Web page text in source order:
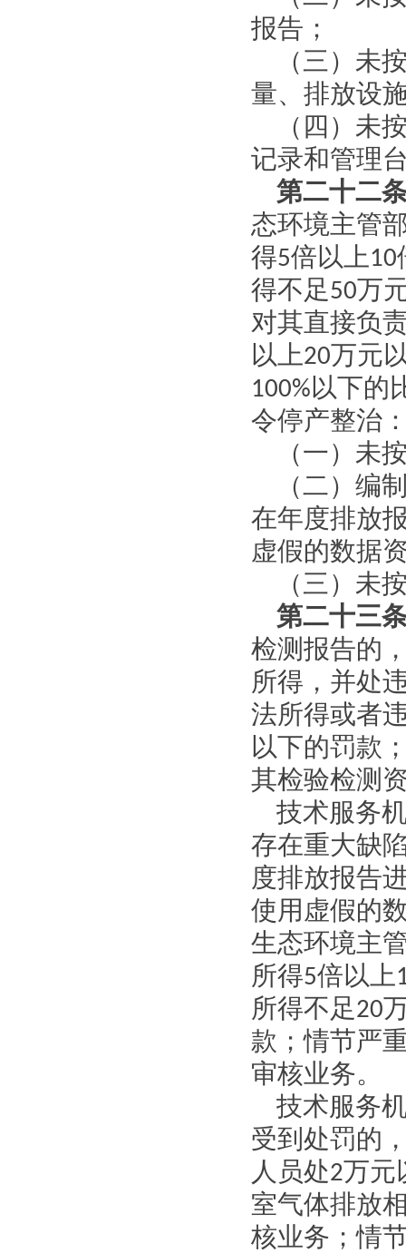
报告；
（三）未
量、排放设
（四）未
记录和管理
第二十二
态环境主管
得5倍以上10
得不足50万
对其直接负
以上20万元
100%以下的
令停产整治
（一）未
（二）编
在年度排放
虚假的数据
（三）未
第二十三
检测报告的
所得，并处
法所得或者
以下的罚款
其检验检测
技术服务
存在重大缺
度排放报告
使用虚假的
生态环境主
所得5倍以上
所得不足20
款；情节严
审核业务。
技术服务
受到处罚的
人员处2万元
室气体排放
核业务；情